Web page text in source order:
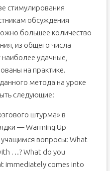
стимулирования
обсуждения
большее количество
из общего числа
удачные,
на практике.
метода на уроке
следующие:
штурма» в
— Warming Up
учащимся вопросы: What
…? What do you
immediately comes into